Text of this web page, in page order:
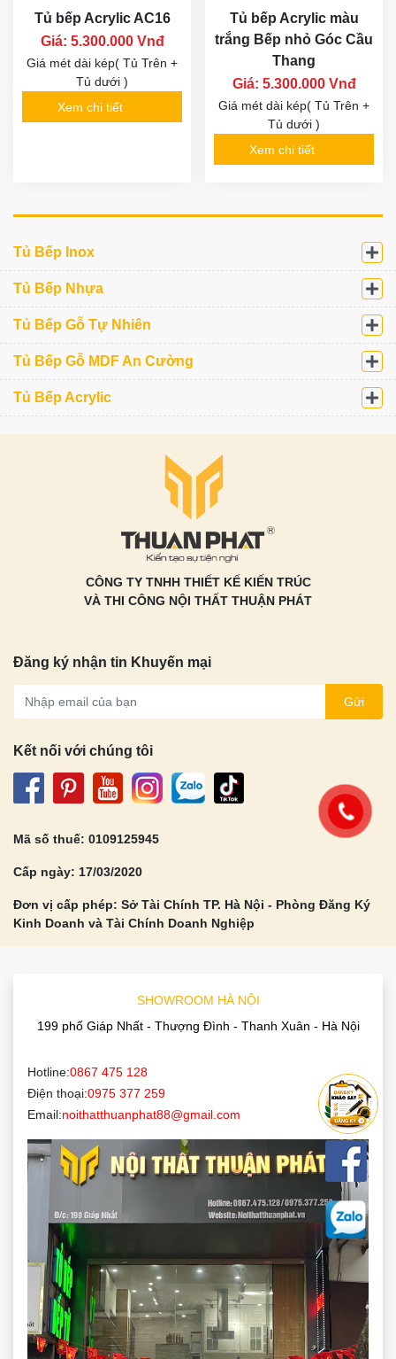
Tủ bếp Acrylic AC16
Giá: 5.300.000 Vnđ
Giá mét dài kép( Tủ Trên +
Tủ dưới )
Xem chi tiết
Tủ bếp Acrylic màu
trắng Bếp nhỏ Góc Cầu
Thang
Giá: 5.300.000 Vnđ
Giá mét dài kép( Tủ Trên +
Tủ dưới )
Xem chi tiết
Tủ Bếp Inox
Tủ Bếp Nhựa
Tủ Bếp Gỗ Tự Nhiên
Tủ Bếp Gỗ MDF An Cường
Tủ Bếp Acrylic
CÔNG TY TNHH THIẾT KẾ KIẾN TRÚC
VÀ THI CÔNG NỘI THẤT THUẬN PHÁT
Đăng ký nhận tin Khuyến mại
Gửi
Kết nối với chúng tôi
Mã số thuế: 0109125945
Cấp ngày: 17/03/2020
Đơn vị cấp phép: Sở Tài Chính TP. Hà Nội - Phòng Đăng Ký
Kinh Doanh và Tài Chính Doanh Nghiệp
SHOWROOM HÀ NỘI
199 phố Giáp Nhất - Thượng Đình - Thanh Xuân - Hà Nội
Hotline:0867 475 128
Điện thoại:0975 377 259
Email:noithatthuanphat88@gmail.com